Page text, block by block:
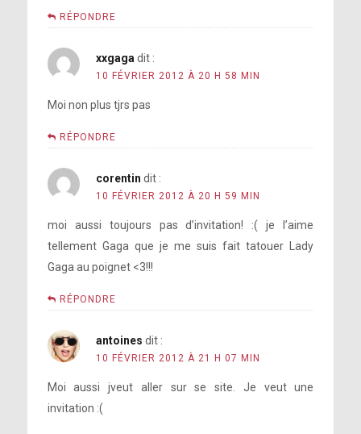
RÉPONDRE
xxgaga dit :
10 FÉVRIER 2012 À 20 H 58 MIN
Moi non plus tjrs pas
RÉPONDRE
corentin dit :
10 FÉVRIER 2012 À 20 H 59 MIN
moi aussi toujours pas d’invitation! :( je l’aime
tellement Gaga que je me suis fait tatouer Lady
Gaga au poignet <3!!!
RÉPONDRE
antoines dit :
10 FÉVRIER 2012 À 21 H 07 MIN
Moi aussi jveut aller sur se site. Je veut une
invitation :(